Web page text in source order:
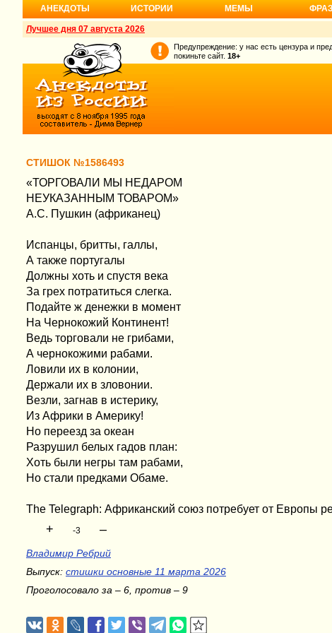
АНЕКДОТЫ ИСТОРИИ МЕМЫ
Лучшее дня 07 августа 2026
Предупреждение: у нас есть цензура и
покиньте сайт. 18+
СТИШОК №1586493
«ТОРГОВАЛИ МЫ НЕДАРОМ
НЕУКАЗАННЫМ ТОВАРОМ»
А.С. Пушкин (африканец)
Испанцы, бритты, галлы,
А также португалы
Должны хоть и спустя века
За грех потратиться слегка.
Подайте ж денежки в момент
На Чернокожий Континент!
Ведь торговали не грибами,
А чернокожими рабами.
Ловили их в колонии,
Держали их в зловонии.
Везли, загнав в истерику,
Из Африки в Америку!
Но переезд за океан
Разрушил белых гадов план:
Хоть были негры там рабами,
Но стали предками Обаме.
The Telegraph: Африканский союз потребует от Европы
+ -3 –
Владимир Ребрий
Выпуск: стишки основные 11 марта 2026
Проголосовало за – 6, против – 9